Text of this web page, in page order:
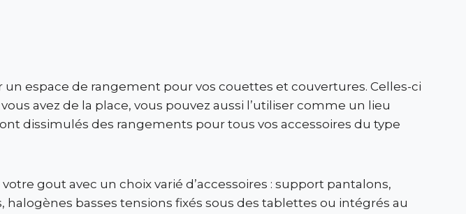
espace de rangement pour vos couettes et couvertures. Celles-ci
avez de la place, vous pouvez aussi l’utiliser comme un lieu
dissimulés des rangements pour tous vos accessoires du type
gout avec un choix varié d’accessoires : support pantalons,
basses tensions fixés sous des tablettes ou intégrés au